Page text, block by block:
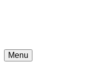
Menu